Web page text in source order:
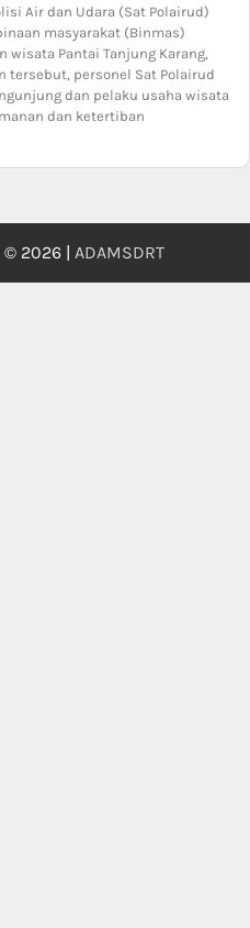
Air dan Udara (Sat Polairud)
masyarakat (Binmas)
wisata Pantai Tanjung Karang,
tersebut, personel Sat Polairud
dan pelaku usaha wisata
dan ketertiban
© 2026 | ADAMSDRT